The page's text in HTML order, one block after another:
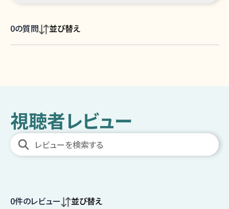
0の質問 並び替え
視聴者レビュー
0件のレビュー 並び替え